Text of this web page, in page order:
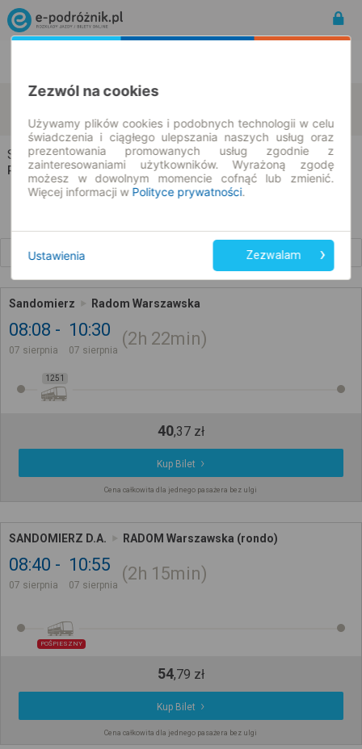
Sandomierz
Radom
07.08.2026 | -- : --
Sandomierz → Radom
Rozkład jazdy i bilety
Sandomierz Radom Warszawska
08:08
07 sierpnia
10:30
07 sierpnia
2h 22min
1251
40,37 zł
Kup Bilet
Cena całkowita dla jednego pasażera bez ulgi
SANDOMIERZ D.A. RADOM Warszawska (rondo)
08:40
07 sierpnia
10:55
07 sierpnia
2h 15min
POŚPIESZNY
54,79 zł
Kup Bilet
Cena całkowita dla jednego pasażera bez ulgi
Zezwól na cookies
Używamy plików cookies i podobnych technologii w celu
świadczenia i ciągłego ulepszania naszych usług oraz
prezentowania promowanych usług zgodnie z
zainteresowaniami użytkowników. Wyrażoną zgodę
możesz w dowolnym momencie cofnąć lub zmienić.
Więcej informacji w Polityce prywatności.
Ustawienia Zezwalam